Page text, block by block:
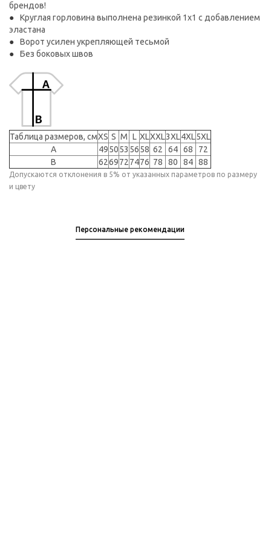
брендов!
Круглая горловина выполнена резинкой 1x1 с добавлением
эластана
Ворот усилен укрепляющей тесьмой
Без боковых швов
Таблица размеров, смXS S M L XLXXL3XL4XL5XL
A
495053 5658 62 64 68
72
B
6269727476 78 80 84 88
Допускаются отклонения в 5% от указанных параметров по размеру
и цвету
Персональные рекомендации